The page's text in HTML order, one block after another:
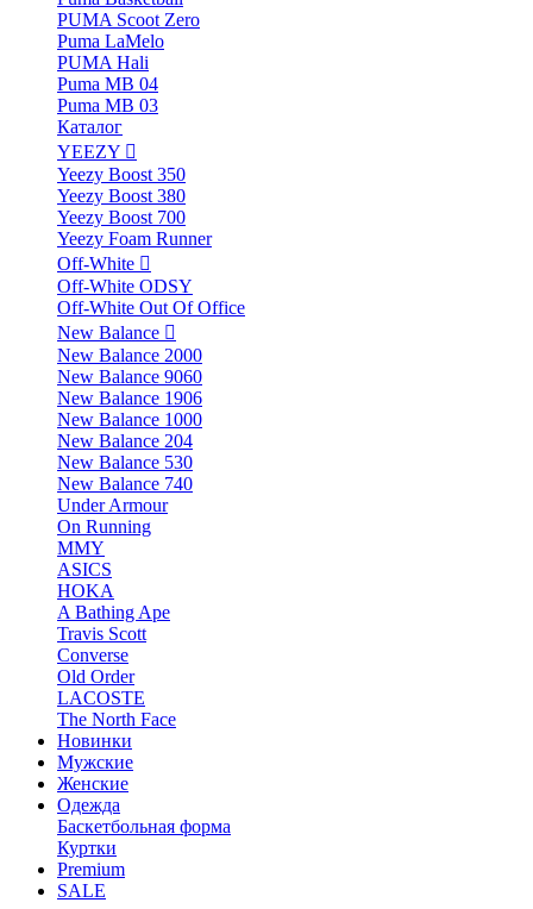
PUMA Scoot Zero
Puma LaMelo
PUMA Hali
Puma MB 04
Puma MB 03
Каталог
YEEZY
Yeezy Boost 350
Yeezy Boost 380
Yeezy Boost 700
Yeezy Foam Runner
Off-White
Off-White ODSY
Off-White Out Of Office
New Balance
New Balance 2000
New Balance 9060
New Balance 1906
New Balance 1000
New Balance 204
New Balance 530
New Balance 740
Under Armour
On Running
MMY
ASICS
HOKA
A Bathing Ape
Travis Scott
Converse
Old Order
LACOSTE
The North Face
Новинки
Мужские
Женские
Одежда
Баскетбольная форма
Куртки
Premium
SALE